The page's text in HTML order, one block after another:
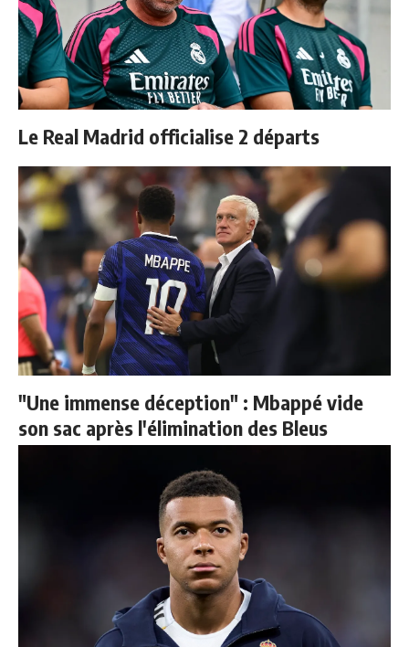
Le Real Madrid officialise 2 départs
"Une immense déception" : Mbappé vide
son sac après l'élimination des Bleus